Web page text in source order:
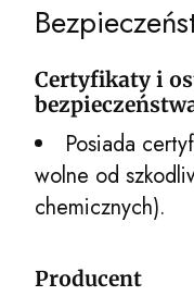
Certyfikaty i
Posiada
wolne od
chemicznych).
Producent